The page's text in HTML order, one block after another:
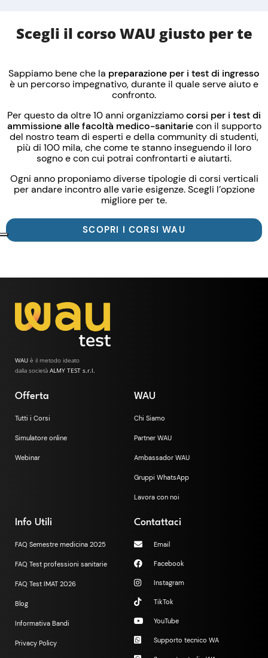
Scegli il corso WAU giusto per te
Sappiamo bene che la preparazione per i test di ingresso
è un percorso impegnativo, durante il quale serve aiuto e
confronto.
Per questo da oltre 10 anni organizziamocorsi per i test di
ammissione alle facoltà medico-sanitariecon il supporto
del nostro team di esperti e della community di studenti,
più di 100 mila, che come te stanno inseguendo il loro
sogno e con cui potrai confrontarti e aiutarti.
Ogni anno proponiamo diverse tipologie di corsi verticali
per andare incontro alle varie esigenze. Scegli l’opzione
migliore per te.
SCOPRI I CORSI WAU
WAU è il metodo ideato
dalla società ALMY TEST s.r.l.
Offerta
Tutti i Corsi
Simulatore online
Webinar
WAU
Chi Siamo
Partner WAU
Ambassador WAU
Gruppi WhatsApp
Lavora con noi
Info Utili
FAQ Semestre medicina 2025
FAQ Test professioni sanitarie
FAQ Test IMAT 2026
Blog
Informativa Bandi
Privacy Policy
Contattaci
Email
Facebook
Instagram
TikTok
YouTube
Supporto tecnico WA